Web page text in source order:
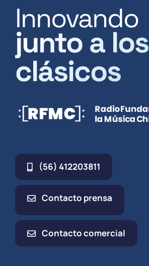
Innovando
junto a los
clásicos
(56) 412203811
Contacto prensa
Contacto comercial